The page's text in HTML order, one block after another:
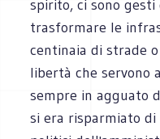
spirito, ci sono
trasformare le
centinaia di strade
libertà che servono
sempre in agguato
si era risparmiato